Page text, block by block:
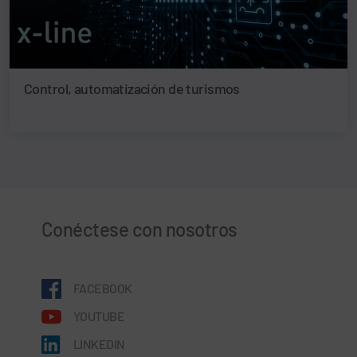
Control, automatización de turismos
Conéctese con nosotros
FACEBOOK
YOUTUBE
LINKEDIN